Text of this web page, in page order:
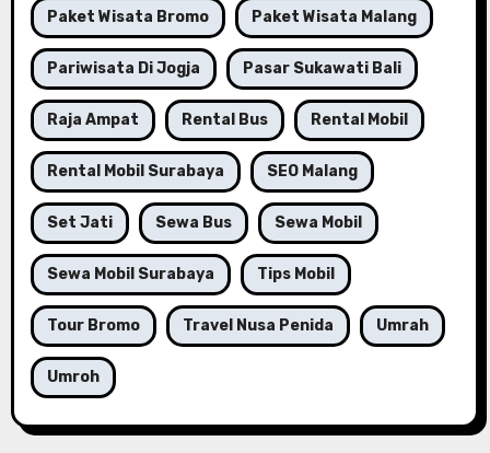
Paket Wisata Bromo Paket Wisata Malang
Pariwisata Di Jogja Pasar Sukawati Bali
Raja Ampat Rental Bus Rental Mobil
Rental Mobil Surabaya SEO Malang
Set Jati Sewa Bus Sewa Mobil
Sewa Mobil Surabaya Tips Mobil
Tour Bromo Travel Nusa Penida Umrah
Umroh